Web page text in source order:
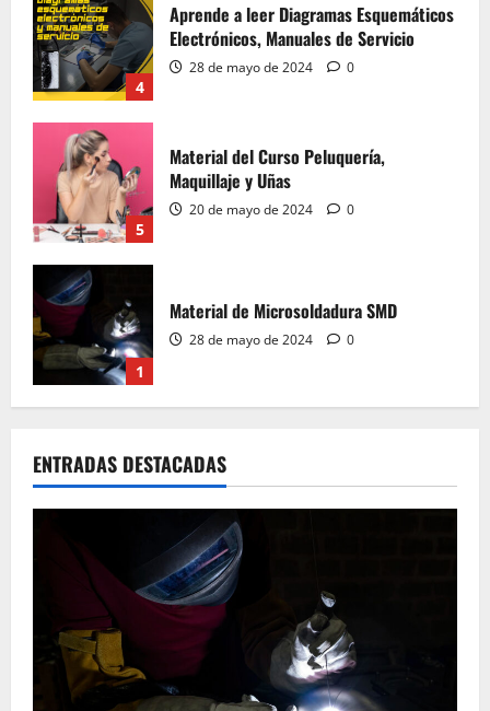
5
Material del Curso Peluquería,
Maquillaje y Uñas
20 de mayo de 2024 0
1
Material de Microsoldadura SMD
28 de mayo de 2024
2
Curso de micro soldadura SMD
28 de mayo de 2024 0
3
Esquemáticos Electrónicos, Manuales de
Servicio
28 de mayo de 2024 0
Aprende a leer Diagramas Esquemáticos
Electrónicos, Manuales de Servicio
28 de mayo de 2024 0
ENTRADAS DESTACADAS